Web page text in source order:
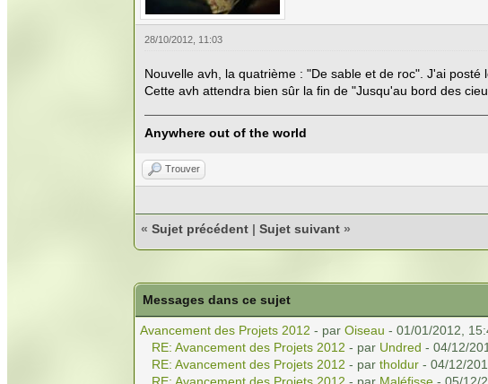
28/10/2012, 11:03
Nouvelle avh, la quatrième : "De sable et de roc". J'ai posté
Cette avh attendra bien sûr la fin de "Jusqu'au bord des
Anywhere out of the world
Trouver
« Sujet précédent| Sujet suivant»
Messages dans ce sujet
Avancement des Projets 2012 - par Oiseau - 01/01/2012,
RE: Avancement des Projets 2012 - par Undred - 04/12/
RE: Avancement des Projets 2012 - par tholdur- 04/12/